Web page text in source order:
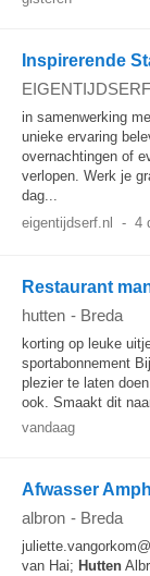
Inspirerende
EIGENTIJDSERF
in samenwerking
unieke ervaring
overnachtingen of
verlopen. Werk je
dag...
eigentijdserf.nl
- 4
Restaurant
hutten - Breda
korting op leuke
sportabonnement Bij
plezier te laten
ook. Smaakt dit
vandaag
Afwasser
albron - Breda
van Hai; Hutten